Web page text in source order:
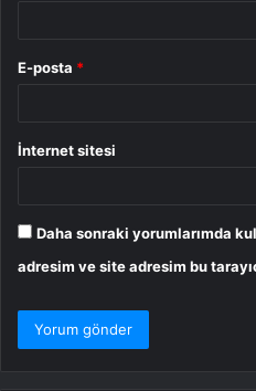
E-posta *
İnternet sitesi
Daha sonraki yorumlarımda
adresim ve site adresim bu